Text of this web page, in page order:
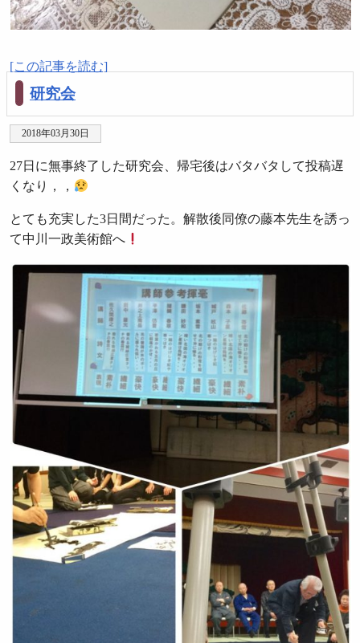
[この記事を読む]
研究会
2018年03月30日
27日に無事終了した研究会、帰宅後はバタバタして投稿遅
くなり，，
とても充実した3日間だった。解散後同僚の藤本先生を誘っ
て中川一政美術館へ